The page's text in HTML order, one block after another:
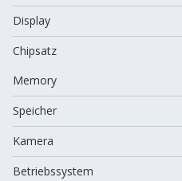
Display
Chipsatz
Memory
Speicher
Kamera
Betriebssystem